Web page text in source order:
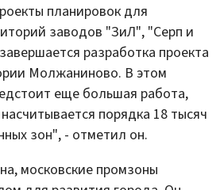
планировок для
заводов "ЗиЛ", "Серп и
разработка проекта
Молжаниново. В этом
еще большая работа,
порядка 18 тысяч
зон", - отметил он.
московские промзоны